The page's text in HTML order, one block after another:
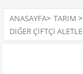
ANASAYFA> TARIM >
DIĞER ÇIFTÇI